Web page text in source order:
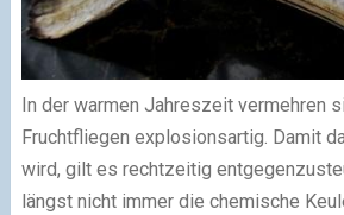
In der warmen Jahreszeit vermehren
Fruchtfliegen explosionsartig. Damit
wird, gilt es rechtzeitig
längst nicht immer die chemische